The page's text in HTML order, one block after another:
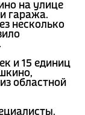
на улице
гаража.
несколько
и 15 единиц
областной